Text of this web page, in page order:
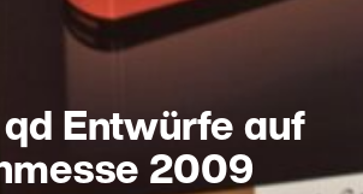
qd Entwürfe auf
2009